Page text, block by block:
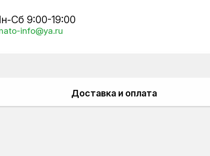
Сб 9:00-19:00
info@ya.ru
Доставка и оплата